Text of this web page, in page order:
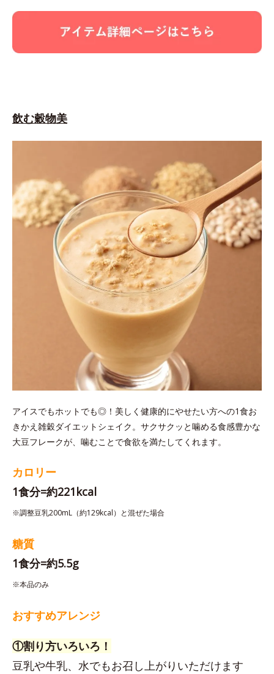
飲む穀物美
アイスでもホットでも◎！美しく健康的にやせたい方への1食お
きかえ雑穀ダイエットシェイク。サクサクッと噛める食感豊かな
大豆フレークが、噛むことで食欲を満たしてくれます。
カロリー
1食分=約221kcal
※調整豆乳200mL（約129kcal）と混ぜた場合
糖質
1食分=約5.5g
※本品のみ
おすすめアレンジ
①割り方いろいろ！
豆乳や牛乳、水でもお召し上がりいただけます